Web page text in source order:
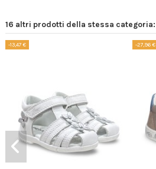
16 altri prodotti della stessa categoria:
-13,47 € -27,96 €